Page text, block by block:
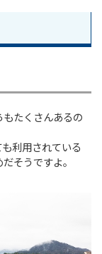
たくさんあるの
利用されている
そうですよ。